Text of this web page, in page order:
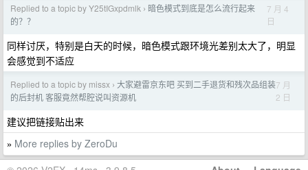
Replied to a topic by Y25tIGxpdmlk › 暗色模式到底是怎么流行起来
的？？
7 月 4
日
同样讨厌，特别是白天的时候，暗色模式跟环境光差别太大了，明显
会感觉到不适应
Replied to a topic by missx › 大家避雷京东吧 买到二手退货和残次品组装
的后封机 客服竟然帮腔说叫资源机
7 月
2 日
建议把链接贴出来
» More replies by ZeroDu